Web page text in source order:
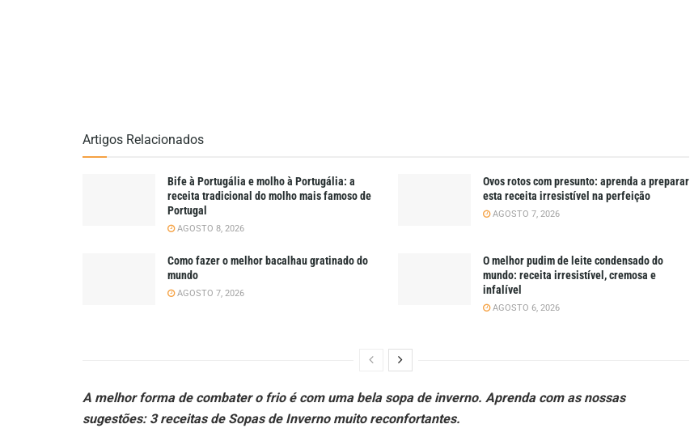
Artigos Relacionados
Bife à Portugália e molho à Portugália: a
receita tradicional do molho mais famoso de
Portugal
AGOSTO 8, 2026
Ovos rotos com presunto: aprenda a preparar
esta receita irresistível na perfeição
AGOSTO 7, 2026
Como fazer o melhor bacalhau gratinado do
mundo
AGOSTO 7, 2026
O melhor pudim de leite condensado do
mundo: receita irresistível, cremosa e
infalível
AGOSTO 6, 2026
A melhor forma de combater o frio é com uma bela sopa de inverno. Aprenda com as nossas
sugestões: 3 receitas de Sopas de Inverno muito reconfortantes.